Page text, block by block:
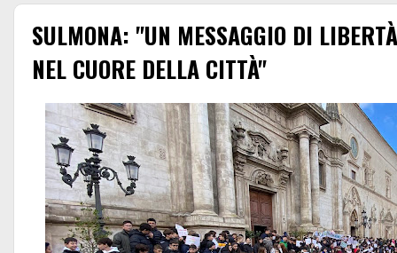
SULMONA: "UN MESSAGGIO DI
NEL CUORE DELLA CITTÀ"